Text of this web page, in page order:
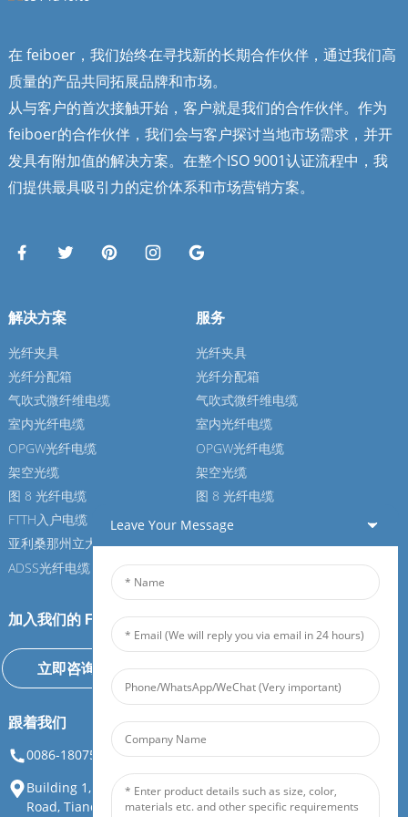
在 feiboer，我们始终在寻找新的长期合作伙伴，通过我们高
质量的产品共同拓展品牌和市场。
从与客户的首次接触开始，客户就是我们的合作伙伴。作为
feiboer的合作伙伴，我们会与客户探讨当地市场需求，并开
发具有附加值的解决方案。在整个ISO 9001认证流程中，我
们提供最具吸引力的定价体系和市场营销方案。
解决方案
光纤夹具
光纤分配箱
气吹式微纤维电缆
室内光纤电缆
OPGW光纤电缆
架空光缆
图 8 光纤电缆
FTTH入户电缆
亚利桑那州立大学光纤电缆
ADSS光纤电缆
服务
光纤夹具
光纤分配箱
气吹式微纤维电缆
室内光纤电缆
OPGW光纤电缆
架空光缆
图 8 光纤电缆
FTTH入户电缆
亚利桑那州立大学光纤电缆
ADSS光纤电缆
加入我们的 Feiboer
立即咨询
跟着我们
0086-18075108880
info@feiboer.com.cn
Building 1, Zhongjianbaobao Mansion, No. 30, Lianhu 3rd
Road, Tianding Street, Yuelu District, Changsha City, Hunan
Leave Your Message